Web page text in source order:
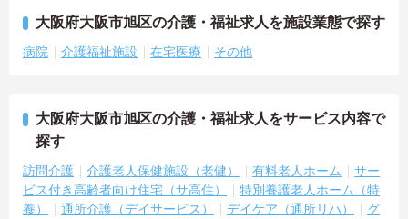
大阪府大阪市旭区の介護・福祉求人を施設業態で探す
病院 介護福祉施設 在宅医療 その他
大阪府大阪市旭区の介護・福祉求人をサービス内容で
探す
訪問介護 介護老人保健施設（老健） 有料老人ホーム
サー
ビス付き高齢者向け住宅（サ高住）
特別養護老人ホーム（特
養）
通所介護（デイサービス） デイケア（通所リハ）
グ